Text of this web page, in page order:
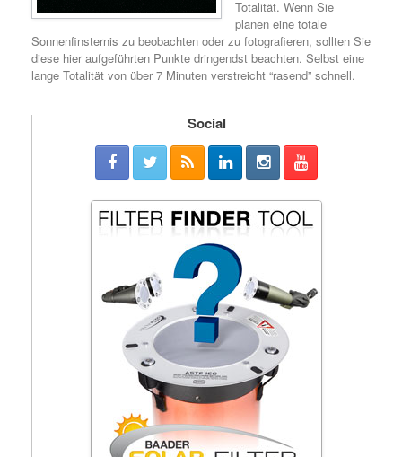
Totalität. Wenn Sie
planen eine totale
Sonnenfinsternis zu beobachten oder zu fotografieren, sollten Sie
diese hier aufgeführten Punkte dringendst beachten. Selbst eine
lange Totalität von über 7 Minuten verstreicht “rasend” schnell.
Social